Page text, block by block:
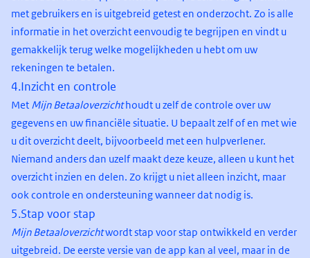
met gebruikers en is uitgebreid getest en onderzocht. Zo is alle
informatie in het overzicht eenvoudig te begrijpen en vindt u
gemakkelijk terug welke mogelijkheden u hebt om uw
rekeningen te betalen.
4.Inzicht en controle
Met Mijn Betaaloverzichthoudt u zelf de controle over uw
gegevens en uw financiële situatie. U bepaalt zelf of en met wie
u dit overzicht deelt, bijvoorbeeld met een hulpverlener.
Niemand anders dan uzelf maakt deze keuze, alleen u kunt het
overzicht inzien en delen. Zo krijgt u niet alleen inzicht, maar
ook controle en ondersteuning wanneer dat nodig is.
5.Stap voor stap
Mijn Betaaloverzichtwordt stap voor stap ontwikkeld en verder
uitgebreid. De eerste versie van de app kan al veel, maar in de